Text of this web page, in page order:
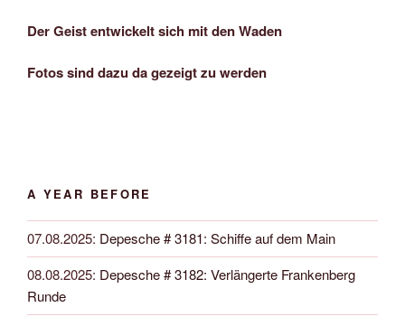
Der Geist entwickelt sich mit den Waden
Fotos sind dazu da gezeigt zu werden
A YEAR BEFORE
07.08.2025: Depesche # 3181: Schiffe auf dem Main
08.08.2025: Depesche # 3182: Verlängerte Frankenberg
Runde